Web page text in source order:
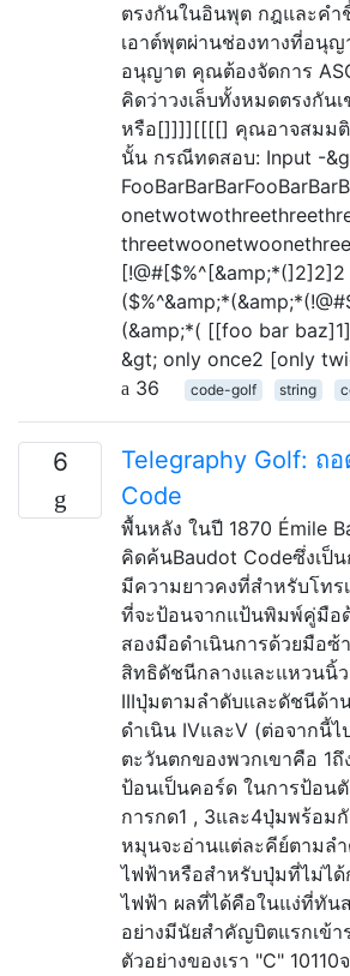
ตรงกันในอินพุต กฎและคำ
เอาต์พุตผ่านช่องทางที่อนุ
อนุญาต คุณต้องจัดการ
คิดว่าวงเล็บทั้งหมดตรงกั
หรือ[]]]][[[[] คุณอาจสมมติ
นั้น กรณีทดสอบ: Input -
(&amp;*( [[foo bar
&gt; only once2 [only
36
code-golf string
6
Telegraphy Golf: ถ
Code
พื้นหลัง ในปี 1870 Émile
คิดค้นBaudot Codeซึ่งเป็
มีความยาวคงที่สำหรับโทร
ที่จะป้อนจากแป้นพิมพ์คู่มือ
สองมือดำเนินการด้วยมือซ้
สิทธิดัชนีกลางและแหวนนิ้
IIIปุ่มตามลำดับและดัชนีด้า
ดำเนิน IVและⅤ (ต่อจากนี้ไ
ตะวันตกของพวกเขาคือ 1
ป้อนเป็นคอร์ด ในการป้อน
การกด1 , 3และ4ปุ่มพร้อม
หมุนจะอ่านแต่ละคีย์ตามล
ไฟฟ้าหรือสำหรับปุ่มที่ไม่ไ
ไฟฟ้า ผลที่ได้คือในแง่ที่ทัน
อย่างมีนัยสำคัญบิตแรกเข้า
ตัวอย่างของเรา "C"